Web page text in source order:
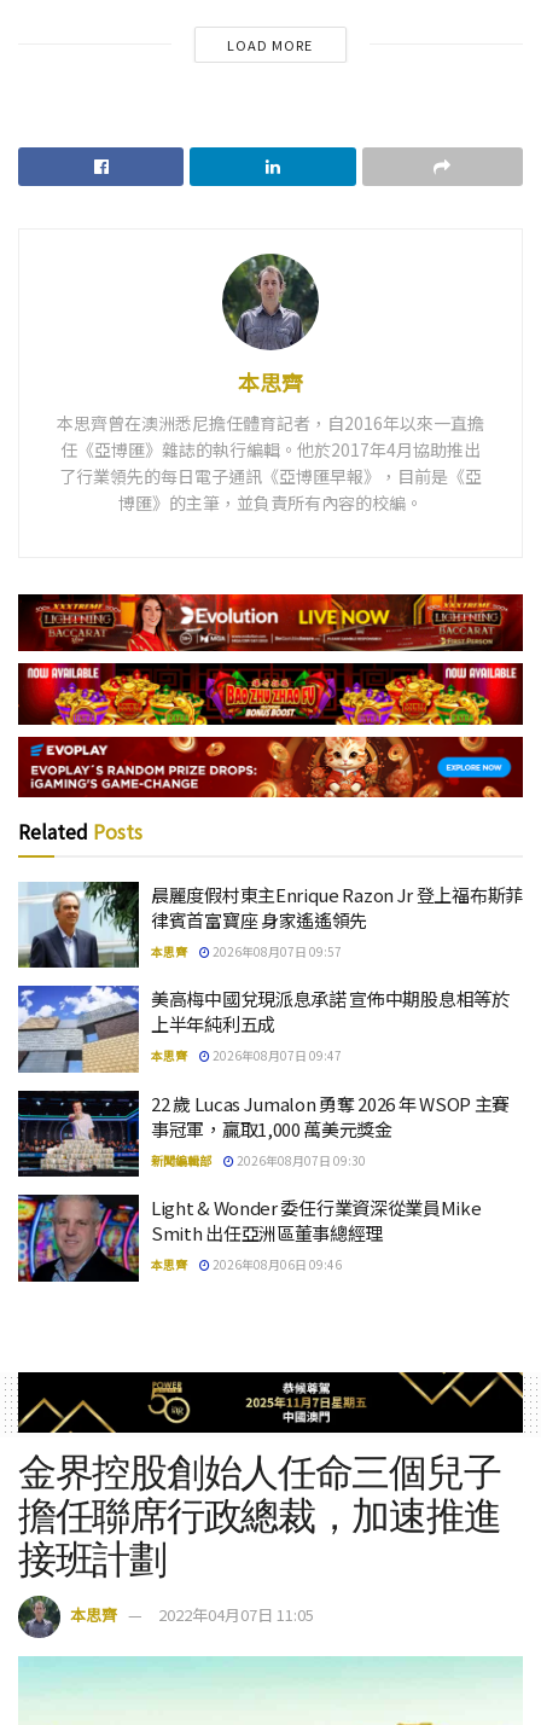
LOAD MORE
本思齊
本思齊曾在澳洲悉尼擔任體育記者，自2016年以來一直擔
任《亞博匯》雜誌的執行編輯。他於2017年4月協助推出
了行業領先的每日電子通訊《亞博匯早報》，目前是《亞
博匯》的主筆，並負責所有內容的校編。
Related Posts
晨麗度假村東主Enrique Razon Jr 登上福布斯菲
律賓首富寶座 身家遙遙領先
本思齊 2026年08月07日 09:57
美高梅中國兌現派息承諾 宣佈中期股息相等於
上半年純利五成
本思齊 2026年08月07日 09:47
22 歲 Lucas Jumalon 勇奪 2026 年 WSOP 主賽
事冠軍，贏取1,000 萬美元獎金
新聞編輯部 2026年08月07日 09:30
Light & Wonder 委任行業資深從業員Mike
Smith 出任亞洲區董事總經理
本思齊 2026年08月06日 09:46
金界控股創始人任命三個兒子
擔任聯席行政總裁，加速推進
接班計劃
本思齊 2022年04月07日 11:05